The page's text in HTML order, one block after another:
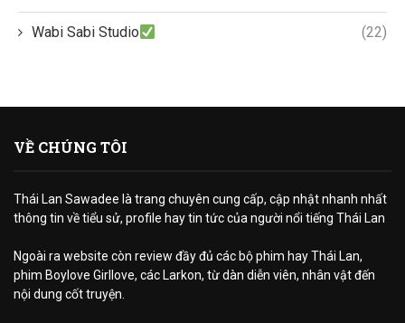
Wabi Sabi Studio (22)
VỀ CHÚNG TÔI
Thái Lan Sawadee là trang chuyên cung cấp, cập nhật nhanh nhất
thông tin về tiểu sử, profile hay tin tức của người nổi tiếng Thái Lan
Ngoài ra website còn review đầy đủ các bộ phim hay Thái Lan,
phim Boylove Girllove, các Larkon, từ dàn diễn viên, nhân vật đến
nội dung cốt truyện.